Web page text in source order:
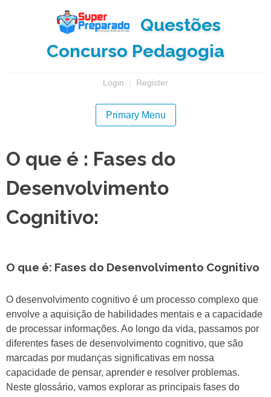
Questões
Concurso Pedagogia
Login | Register
Primary Menu
O que é : Fases do
Desenvolvimento
Cognitivo:
O que é: Fases do Desenvolvimento Cognitivo
O desenvolvimento cognitivo é um processo complexo que
envolve a aquisição de habilidades mentais e a capacidade
de processar informações. Ao longo da vida, passamos por
diferentes fases de desenvolvimento cognitivo, que são
marcadas por mudanças significativas em nossa
capacidade de pensar, aprender e resolver problemas.
Neste glossário, vamos explorar as principais fases do